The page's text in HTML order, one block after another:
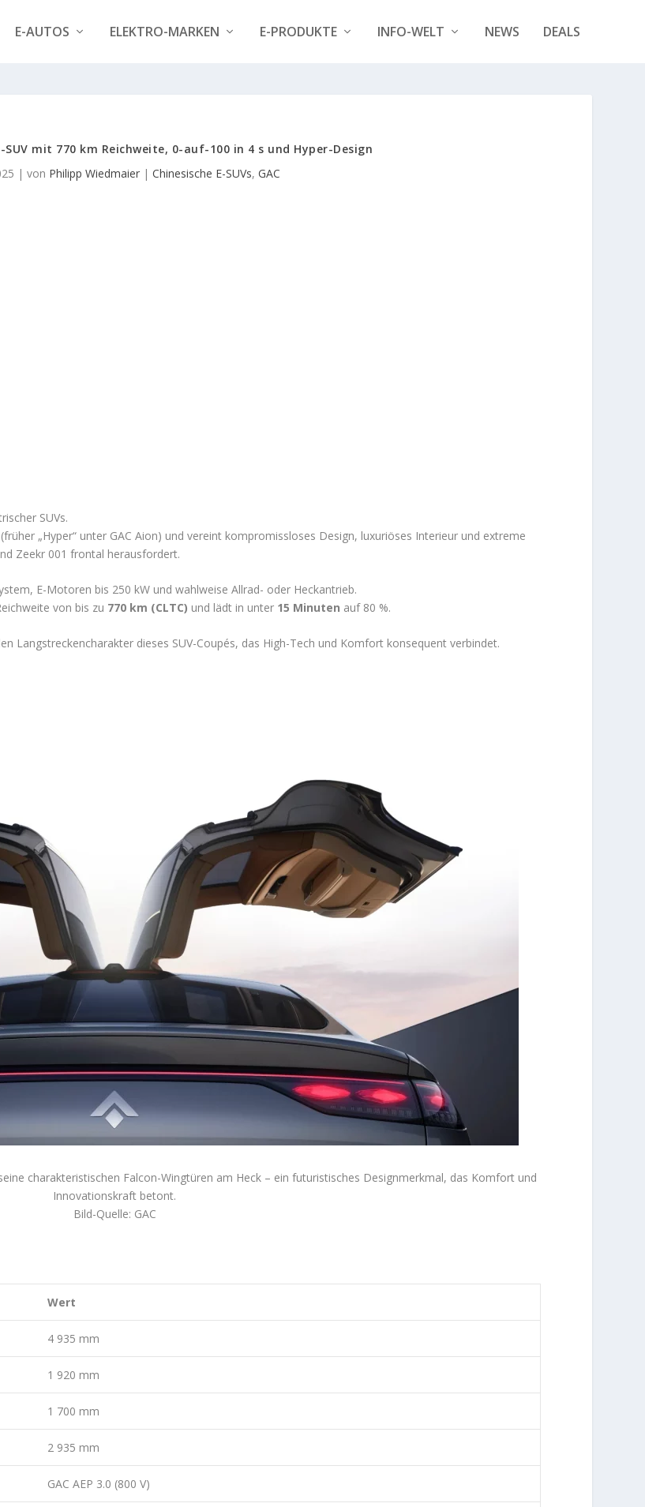
E-AUTOS ELEKTRO-MARKEN E-PRODUKTE INFO-WELT NEWS DEALS
SUV mit 770 km Reichweite, 0-auf-100 in 4 s und Hyper-Design
| von Philipp Wiedmaier| Chinesische E-SUVs, GAC
SUVs.
(früher „Hyper“ unter GAC Aion) und vereint kompromissloses Design, luxuriöses Interieur und extreme
Zeekr 001 frontal herausfordert.
E-Motoren bis 250 kW und wahlweise Allrad- oder Heckantrieb.
von bis zu 770 km (CLTC) und lädt in unter 15 Minuten auf 80 %.
Langstreckencharakter dieses SUV-Coupés, das High-Tech und Komfort konsequent verbindet.
charakteristischen Falcon-Wingtüren am Heck – ein futuristisches Designmerkmal, das Komfort und
Innovationskraft betont.
Bild-Quelle: GAC
Wert
4 935 mm
1 920 mm
1 700 mm
2 935 mm
GAC AEP 3.0 (800 V)